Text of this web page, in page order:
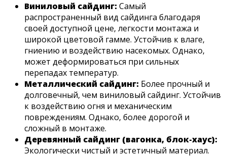
Виниловый сайдинг: Самый
распространенный вид сайдинга благодаря
своей доступной цене‚ легкости монтажа и
широкой цветовой гамме. Устойчив к влаге‚
гниению и воздействию насекомых. Однако‚
может деформироваться при сильных
перепадах температур.
Металлический сайдинг: Более прочный и
долговечный‚ чем виниловый сайдинг. Устойчив
к воздействию огня и механическим
повреждениям. Однако‚ более дорогой и
сложный в монтаже.
Деревянный сайдинг (вагонка‚ блок-хаус):
Экологически чистый и эстетичный материал.